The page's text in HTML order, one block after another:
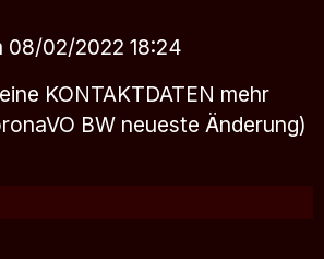
08/02/2022 18:24
KONTAKTDATEN mehr
BW neueste Änderung)